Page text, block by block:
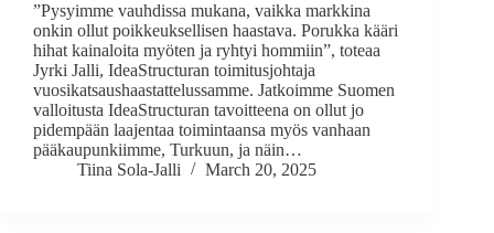
”Pysyimme vauhdissa mukana, vaikka markkina
onkin ollut poikkeuksellisen haastava. Porukka kääri
hihat kainaloita myöten ja ryhtyi hommiin”, toteaa
Jyrki Jalli, IdeaStructuran toimitusjohtaja
vuosikatsaushaastattelussamme. Jatkoimme Suomen
valloitusta IdeaStructuran tavoitteena on ollut jo
pidempään laajentaa toimintaansa myös vanhaan
pääkaupunkiimme, Turkuun, ja näin…
Tiina Sola-Jalli
March 20, 2025